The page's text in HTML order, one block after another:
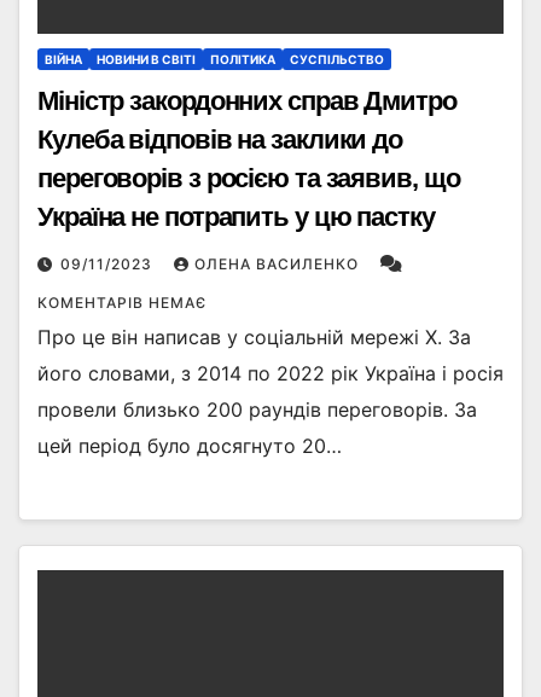
ВІЙНА НОВИНИ В СВІТІ ПОЛІТИКА СУСПІЛЬСТВО
Міністр закордонних справ Дмитро
Кулеба відповів на заклики до
переговорів з росією та заявив, що
Україна не потрапить у цю пастку
09/11/2023 ОЛЕНА ВАСИЛЕНКО
КОМЕНТАРІВ НЕМАЄ
Про це він написав у соціальній мережі X. За
його словами, з 2014 по 2022 рік Україна і росія
провели близько 200 раундів переговорів. За
цей період було досягнуто 20…